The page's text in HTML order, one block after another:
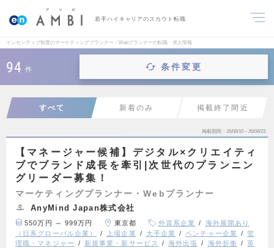
若手ハイキャリアのスカウト転職
インセンティブ制度のマーケティングプランナー・Webプランナーの転職・求人情報
94 件 条件変更
すべて 新着のみ 掲載終了間近
掲載期間 26/08/10～26/08/23
【マネージャー候補】デジタル×クリエイティ
ブでブランド成長を牽引|次世代のプランニン
グリーダー募集！
マーケティングプランナー・Webプランナー
AnyMind Japan株式会社
550万円 ～ 999万円 東京都 外資系企業
海外展開あり
（日系グローバル企業）
上場企業 大手企業 ベンチャー企業
管
理職・マネジャー
新規事業・新サービス 海外出張 海外折衝
英